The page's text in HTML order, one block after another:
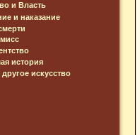
и Власть
и наказание
история
искусство